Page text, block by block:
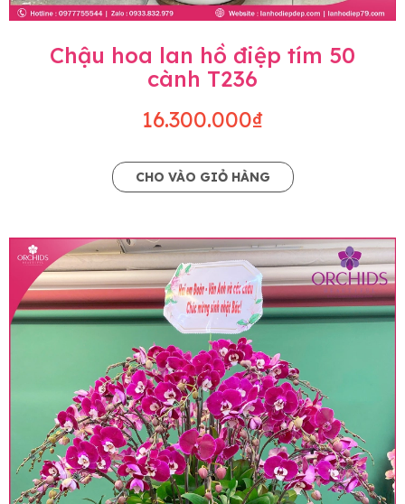
Chậu hoa lan hồ điệp tím 50
cành T236
16.300.000₫
CHO VÀO GIỎ HÀNG